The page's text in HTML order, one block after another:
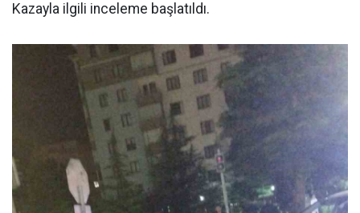
Kazayla ilgili inceleme başlatıldı.